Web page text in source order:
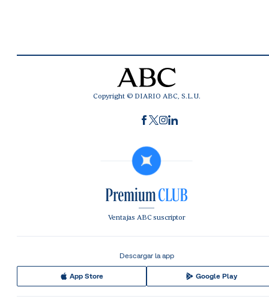
Copyright © DIARIO ABC, S.L.U.
Ventajas ABC suscriptor
Descargar la app
App Store Google Play